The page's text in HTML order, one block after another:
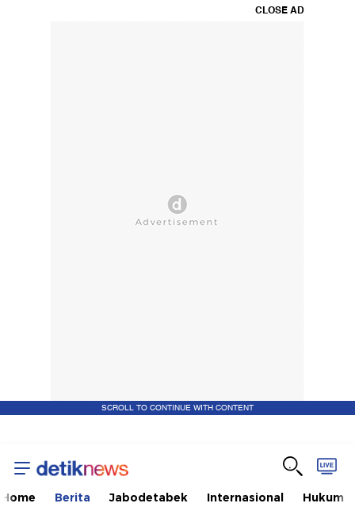
CLOSE AD
SCROLL TO CONTINUE WITH CONTENT
Home Berita Jabodetabek Internasional Hukum